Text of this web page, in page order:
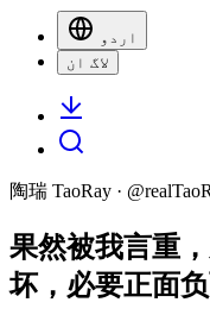
اردو
لاگ ان
陶瑞 TaoRay · @
果然被我言重
坏，必要正面